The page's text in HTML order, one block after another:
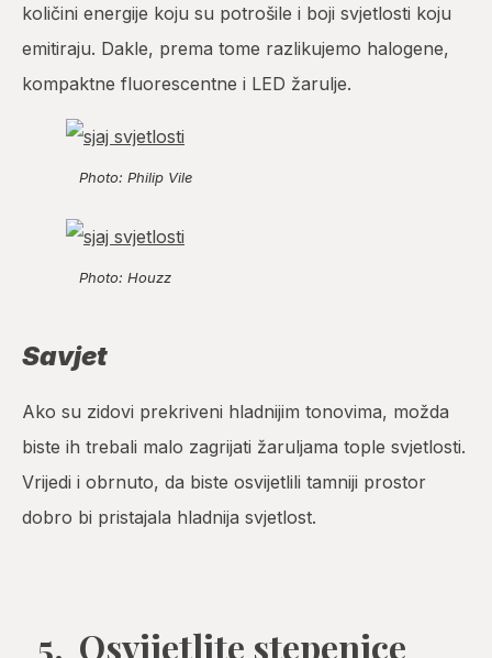
količini energije koju su potrošile i boji svjetlosti koju
emitiraju. Dakle, prema tome razlikujemo halogene,
kompaktne fluorescentne i LED žarulje.
Photo: Philip Vile
Photo: Houzz
Savjet
Ako su zidovi prekriveni hladnijim tonovima, možda
biste ih trebali malo zagrijati žaruljama tople svjetlosti.
Vrijedi i obrnuto, da biste osvijetlili tamniji prostor
dobro bi pristajala hladnija svjetlost.
5. Osvijetlite stepenice